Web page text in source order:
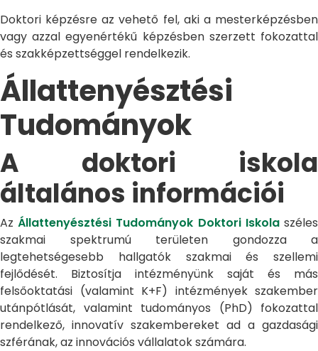
Doktori képzésre az vehető fel, aki a mesterképzésben
vagy azzal egyenértékű képzésben szerzett fokozattal
és szakképzettséggel rendelkezik.
Állattenyésztési
Tudományok
A doktori iskola
általános információi
AzÁllattenyésztési Tudományok Doktori Iskolaszéles
szakmai spektrumú területen gondozza a
legtehetségesebb hallgatók szakmai és szellemi
fejlődését. Biztosítja intézményünk saját és más
felsőoktatási (valamint K+F) intézmények szakember
utánpótlását, valamint tudományos (PhD) fokozattal
rendelkező, innovatív szakembereket ad a gazdasági
szférának, az innovációs vállalatok számára.